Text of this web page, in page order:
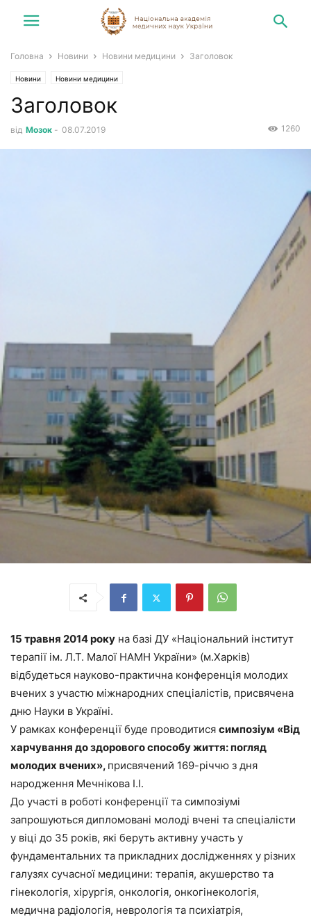
Головна Новини Новини медицини Заголовок
Новини Новини медицини
Заголовок
від Мозок - 08.07.2019 1260
15 травня 2014 року на базі ДУ «Національний інститут
терапії ім. Л.Т. Малої НАМН України» (м.Харків)
відбудеться науково-практична конференція молодих
вчених з участю міжнародних спеціалістів, присвячена
дню Науки в Україні.
У рамках конференції буде проводитися симпозіум «Від
харчування до здорового способу життя: погляд
молодих вчених», присвячений 169-річчю з дня
народження Мечнікова І.І.
До участі в роботі конференції та симпозіумі
запрошуються дипломовані молоді вчені та спеціалісти
у віці до 35 років, які беруть активну участь у
фундаментальних та прикладних дослідженнях у різних
галузях сучасної медицини: терапія, акушерство та
гінекологія, хірургія, онкологія, онкогінекологія,
медична радіологія, неврологія та психіатрія,